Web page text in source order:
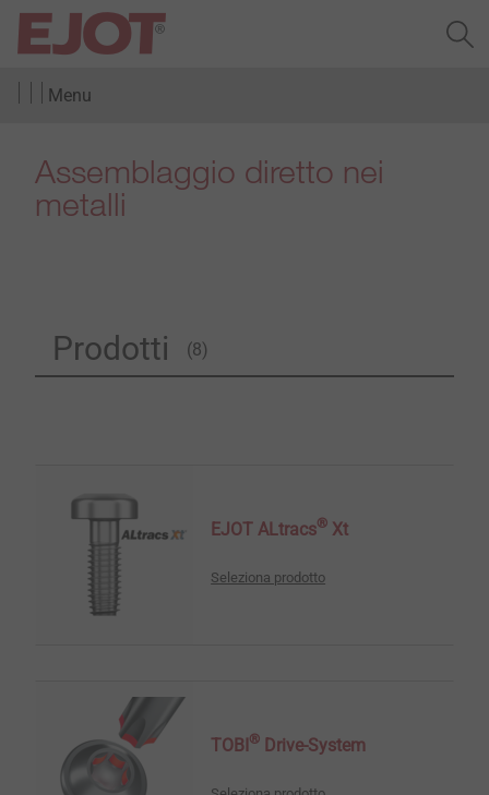
Menu
Assemblaggio diretto nei
metalli
Prodotti (8)
EJOT ALtracs® Xt
Seleziona prodotto
TOBI ® Drive-System